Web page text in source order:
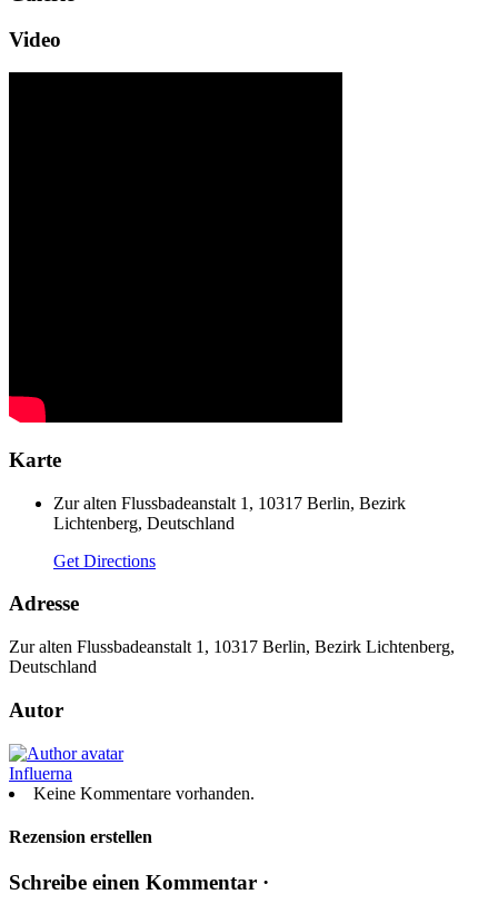
Video
Karte
Zur alten Flussbadeanstalt 1, 10317 Berlin, Bezirk
Lichtenberg, Deutschland
Get Directions
Adresse
Zur alten Flussbadeanstalt 1, 10317 Berlin, Bezirk Lichtenberg,
Deutschland
Autor
Influerna
Keine Kommentare vorhanden.
Rezension erstellen
Schreibe einen Kommentar ·